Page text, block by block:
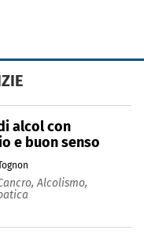
alcol con
e buon senso
Alcolismo,